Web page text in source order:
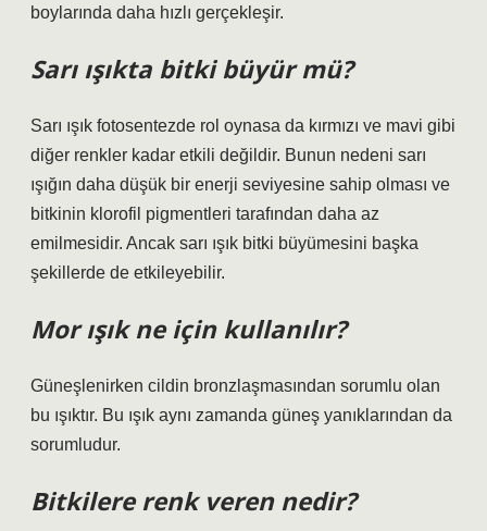
boylarında daha hızlı gerçekleşir.
Sarı ışıkta bitki büyür mü?
Sarı ışık fotosentezde rol oynasa da kırmızı ve mavi gibi
diğer renkler kadar etkili değildir. Bunun nedeni sarı
ışığın daha düşük bir enerji seviyesine sahip olması ve
bitkinin klorofil pigmentleri tarafından daha az
emilmesidir. Ancak sarı ışık bitki büyümesini başka
şekillerde de etkileyebilir.
Mor ışık ne için kullanılır?
Güneşlenirken cildin bronzlaşmasından sorumlu olan
bu ışıktır. Bu ışık aynı zamanda güneş yanıklarından da
sorumludur.
Bitkilere renk veren nedir?